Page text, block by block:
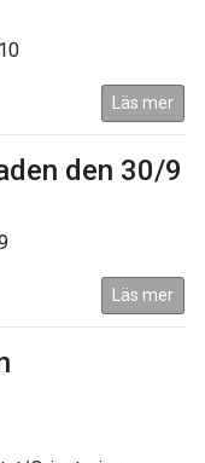
Läs mer
den 30/9
Läs mer